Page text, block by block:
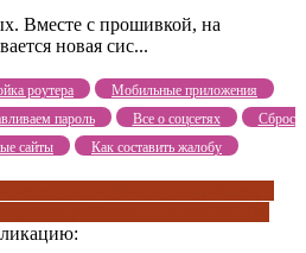
Вместе с прошивкой, на
новая сис...
роутера
Мобильные приложения
пароль Все о соцсетях
Сброс
сайты Как составить жалобу